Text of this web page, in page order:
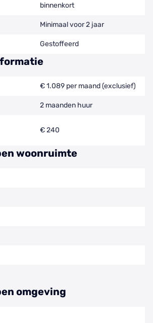
binnenkort
Minimaal voor 2 jaar
Gestoffeerd
€ 1.089 per maand (exclusief)
2 maanden huur
€ 240
woonruimte
omgeving